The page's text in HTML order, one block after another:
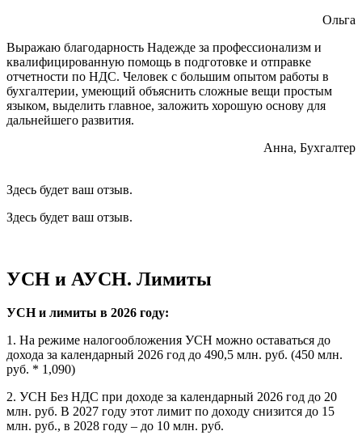
Ольга
Выражаю благодарность Надежде за профессионализм и
квалифицированную помощь в подготовке и отправке
отчетности по НДС. Человек с большим опытом работы в
бухгалтерии, умеющий объяснить сложные вещи простым
языком, выделить главное, заложить хорошую основу для
дальнейшего развития.
Анна, Бухгалтер
Здесь будет ваш отзыв.
Здесь будет ваш отзыв.
УСН и АУСН. Лимиты
УСН и лимиты в 2026 году:
1. На режиме налогообложения УСН можно оставаться до
дохода за календарный 2026 год до 490,5 млн. руб. (450 млн.
руб. * 1,090)
2. УСН Без НДС при доходе за календарный 2026 год до 20
млн. руб. В 2027 году этот лимит по доходу снизится до 15
млн. руб., в 2028 году – до 10 млн. руб.